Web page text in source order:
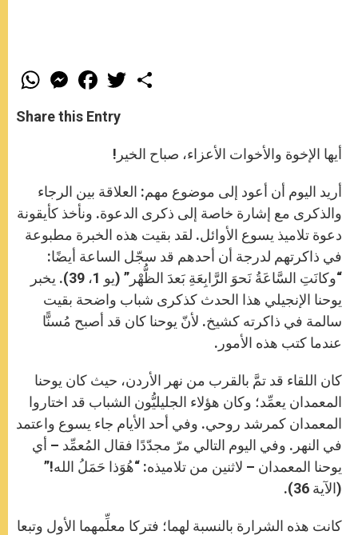
W
h
t
s
M
e
s
e
F
a
e
b
w
r
Share this Entry
أيها الإخوة والأخوات الأعزاء، صباح الخير!
أريد اليوم أن أعود إلى موضوع مهم: العلاقة بين الرجاء
والذكرى مع إشارة خاصة إلى ذكرى الدعوة. ونأخذ كأيقونة
دعوة تلاميذ يسوع الأوائل. لقد بقيت هذه الخبرة مطبوعة
في ذاكرتهم لدرجة أن أحدهم قد سجّل الساعة أيضًا:
“وكانَتِ السَّاعَةُ نَحوَ الرَّابِعَةِ بَعدَ الظُّهْر” (يو 1، 39). يخبر
يوحنا الإنجيلي هذا الحدث كذكرى شباب واضحة بقيت
سالمة في ذاكرته كشيخ. لأنّ يوحنا كان قد أصبح مُسنًّا
عندما كتب هذه الأمور.
كان اللقاء قد تمَّ بالقرب من نهر الأردن، حيث كان يوحنا
المعمدان يعمِّد؛ وكان هؤلاء الجليليُّون الشباب قد اختاروا
المعمدان كمرشد روحي. وفي أحد الأيام جاء يسوع واعتمد
في النهر. وفي اليوم التالي مرّ مجدّدًا فقال المُعمِّد – أي
يوحنا المعمدان – لاثنين من تلاميذه: “هُوَذا حَمَلُ الله!”
(الآية 36).
كانت هذه الشرارة بالنسبة لهما؛ فتركا معلِّمهما الأول وتبعا